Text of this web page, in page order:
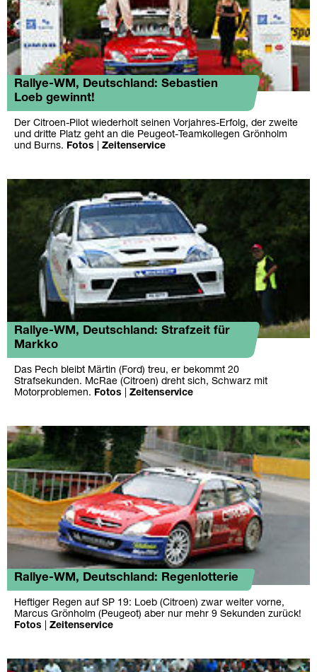
Rallye-WM, Deutschland: Sebastien
Loeb gewinnt!
Der Citroen-Pilot wiederholt seinen Vorjahres-Erfolg, der zweite
und dritte Platz geht an die Peugeot-Teamkollegen Grönholm
und Burns.
Fotos Zeitenservice
Rallye-WM, Deutschland: Strafzeit für
Markko
Das Pech bleibt Märtin (Ford) treu, er bekommt 20
Strafsekunden. McRae (Citroen) dreht sich, Schwarz mit
Motorproblemen.
Fotos Zeitenservice
Rallye-WM, Deutschland: Regenlotterie
Heftiger Regen auf SP 19: Loeb (Citroen) zwar weiter vorne,
Marcus Grönholm (Peugeot) aber nur mehr 9 Sekunden zurück!
Fotos
Zeitenservice